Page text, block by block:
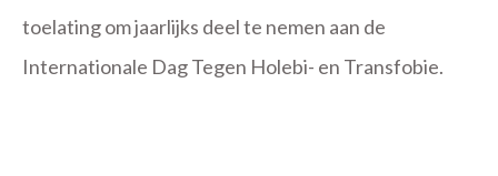
toelating om jaarlijks deel te nemen aan de
Internationale Dag Tegen Holebi- en Transfobie.